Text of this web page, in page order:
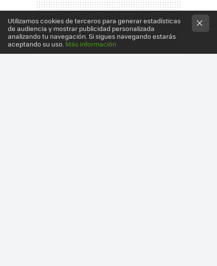
Utilizamos cookies de terceros para generar estadísticas
de audiencia y mostrar publicidad personalizada
analizando tu navegación. Si sigues navegando estarás
aceptando su uso. Más información